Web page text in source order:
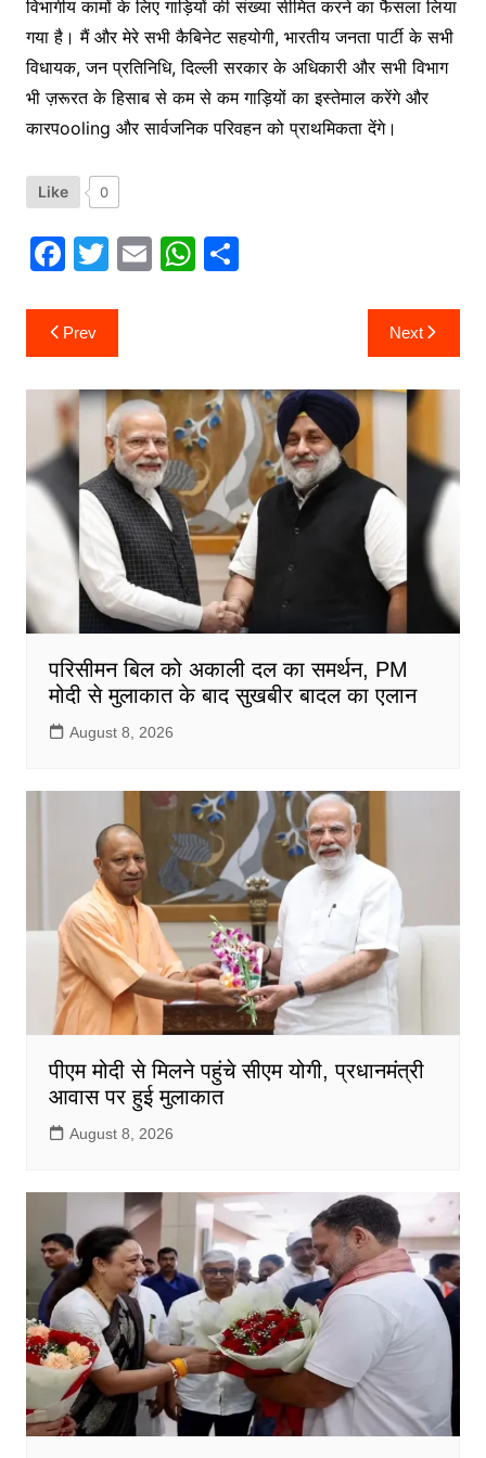
विभागीय कामों के लिए गाड़ियों की संख्या सीमित करने का फैसला लिया
गया है। मैं और मेरे सभी कैबिनेट सहयोगी, भारतीय जनता पार्टी के सभी
विधायक, जन प्रतिनिधि, दिल्ली सरकार के अधिकारी और सभी विभाग
भी ज़रूरत के हिसाब से कम से कम गाड़ियों का इस्तेमाल करेंगे और
कारपooling और सार्वजनिक परिवहन को प्राथमिकता देंगे।
Like 0
F
c
e
b
o
o
k
T
itt
er
E W
A
p
p
S
Post
navigation
Prev Next
परिसीमन बिल को अकाली दल का समर्थन, PM
मोदी से मुलाकात के बाद सुखबीर बादल का एलान
August 8, 2026
पीएम मोदी से मिलने पहुंचे सीएम योगी, प्रधानमंत्री
आवास पर हुई मुलाकात
August 8, 2026